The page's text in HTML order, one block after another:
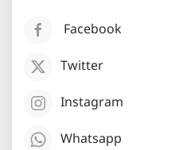
Facebook
Twitter
Instagram
Whatsapp